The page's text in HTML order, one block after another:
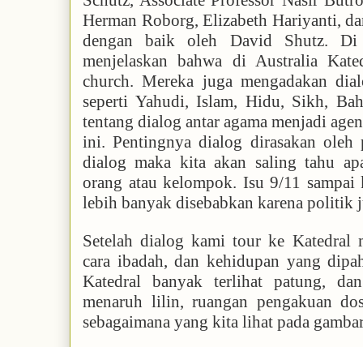
Herman Roborg, Elizabeth Hariyanti,
dengan baik oleh David Shutz.
menjelaskan bahwa di Australia
church. Mereka juga mengadakan
seperti Yahudi, Islam, Hidu, Sikh,
tentang dialog antar agama menjadi
ini. Pentingnya dialog dirasakan oleh
dialog maka kita akan saling tahu
orang atau kelompok. Isu 9/11
lebih banyak disebabkan karena politik
Setelah dialog kami tour ke Katedral
cara ibadah, dan kehidupan yang
Katedral banyak terlihat patung,
menaruh lilin, ruangan pengakuan
sebagaimana yang kita lihat pada